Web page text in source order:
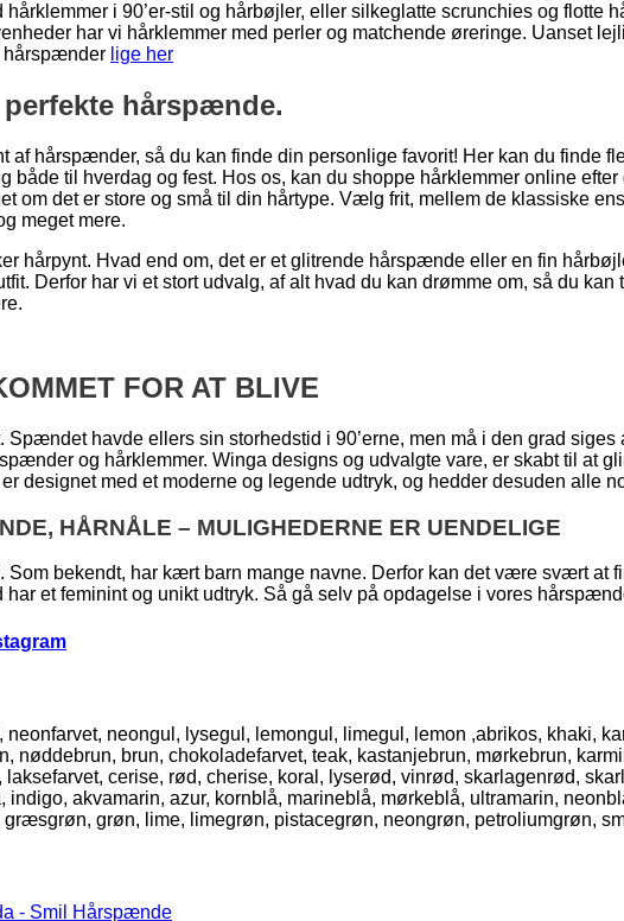
i 90’er-stil og hårbøjler, eller silkeglatte scrunchies og flotte
har vi hårklemmer med perler og matchende øreringe. Uanset
hårspænder lige her
hårspænde.
af hårspænder, så du kan finde din personlige favorit! Her kan du finde
både til hverdag og fest. Hos os, kan du shoppe hårklemmer online
om det er store og små til din hårtype. Vælg frit, mellem de klassiske
meget mere.
hårpynt. Hvad end om, det er et glitrende hårspænde eller en fin
Derfor har vi et stort udvalg, af alt hvad du kan drømme om, så du
FOR AT BLIVE
havde ellers sin storhedstid i 90’erne, men må i den grad
og hårklemmer. Winga designs og udvalgte vare, er skabt til at
designet med et moderne og legende udtryk, og hedder desuden alle
HÅRNÅLE – MULIGHEDERNE ER UENDELIGE
bekendt, har kært barn mange navne. Derfor kan det være svært at
et feminint og unikt udtryk. Så gå selv på opdagelse i vores
neongul, lysegul, lemongul, limegul, lemon ,abrikos, khaki,
nøddebrun, brun, chokoladefarvet, teak, kastanjebrun, mørkebrun,
cerise, rød, cherise, koral, lyserød, vinrød, skarlagenrød,
akvamarin, azur, kornblå, marineblå, mørkeblå, ultramarin,
grøn, lime, limegrøn, pistacegrøn, neongrøn, petroliumgrøn,